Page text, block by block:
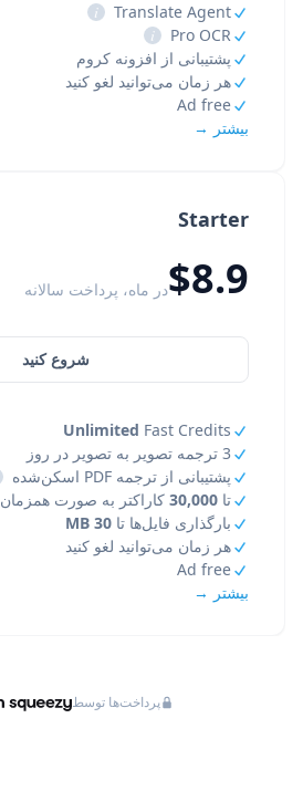
Starter
$8.9در ماه، پرداخت سالانه
شروع کنید
Unlimited Fast Credits
3 ترجمه تصویر به تصویر در روز
پشتیبانی از ترجمه PDF اسکن‌شده
تا 30,000 کاراکتر به صورت همزمان
بارگذاری فایل‌ها تا 30 MB
هر زمان می‌توانید لغو کنید
Ad free
بیشتر →
Translate Agent
i
Pro OCR
i
پشتیبانی از افزونه کروم
هر زمان می‌توانید لغو کنید
Ad free
بیشتر →
پرداخت‌ها توسط